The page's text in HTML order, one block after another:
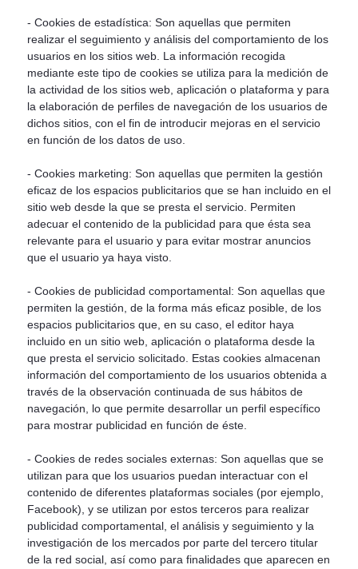
- Cookies de estadística: Son aquellas que permiten
realizar el seguimiento y análisis del comportamiento de los
usuarios en los sitios web. La información recogida
mediante este tipo de cookies se utiliza para la medición de
la actividad de los sitios web, aplicación o plataforma y para
la elaboración de perfiles de navegación de los usuarios de
dichos sitios, con el fin de introducir mejoras en el servicio
en función de los datos de uso.
- Cookies marketing: Son aquellas que permiten la gestión
eficaz de los espacios publicitarios que se han incluido en el
sitio web desde la que se presta el servicio. Permiten
adecuar el contenido de la publicidad para que ésta sea
relevante para el usuario y para evitar mostrar anuncios
que el usuario ya haya visto.
- Cookies de publicidad comportamental: Son aquellas que
permiten la gestión, de la forma más eficaz posible, de los
espacios publicitarios que, en su caso, el editor haya
incluido en un sitio web, aplicación o plataforma desde la
que presta el servicio solicitado. Estas cookies almacenan
información del comportamiento de los usuarios obtenida a
través de la observación continuada de sus hábitos de
navegación, lo que permite desarrollar un perfil específico
para mostrar publicidad en función de éste.
- Cookies de redes sociales externas: Son aquellas que se
utilizan para que los usuarios puedan interactuar con el
contenido de diferentes plataformas sociales (por ejemplo,
Facebook), y se utilizan por estos terceros para realizar
publicidad comportamental, el análisis y seguimiento y la
investigación de los mercados por parte del tercero titular
de la red social, así como para finalidades que aparecen en